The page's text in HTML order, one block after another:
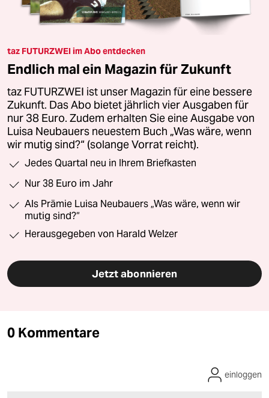
taz FUTURZWEI im Abo entdecken
Endlich mal ein Magazin für Zukunft
taz FUTURZWEI ist unser Magazin für eine bessere
Zukunft. Das Abo bietet jährlich vier Ausgaben für
nur 38 Euro. Zudem erhalten Sie eine Ausgabe von
Luisa Neubauers neuestem Buch „Was wäre, wenn
wir mutig sind?“ (solange Vorrat reicht).
Jedes Quartal neu in Ihrem Briefkasten
Nur 38 Euro im Jahr
Als Prämie Luisa Neubauers „Was wäre, wenn wir
mutig sind?“
Herausgegeben von Harald Welzer
Jetzt abonnieren
0 Kommentare
einloggen